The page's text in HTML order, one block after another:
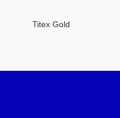
desbaste, pulido y acabado.
Titex Gold